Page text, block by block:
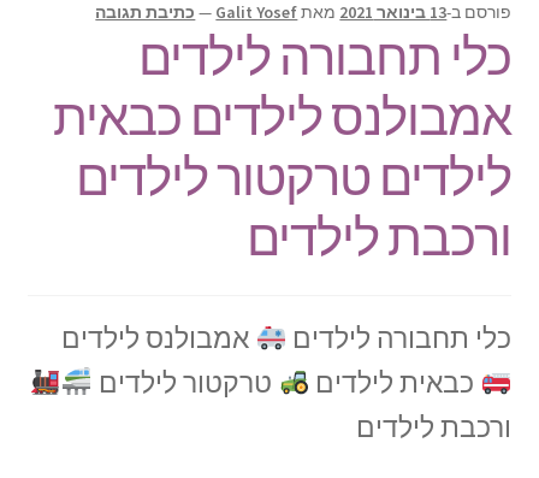
פורסם ב-13 בינואר 2021 מאתGalit Yosef
— כתיבת תגובה
כלי תחבורה לילדים
אמבולנס לילדים כבאית
לילדים טרקטור לילדים
ורכבת לילדים
כלי תחבורה לילדים
אמבולנס לילדים
כבאית לילדים
טרקטור לילדים
ורכבת לילדים